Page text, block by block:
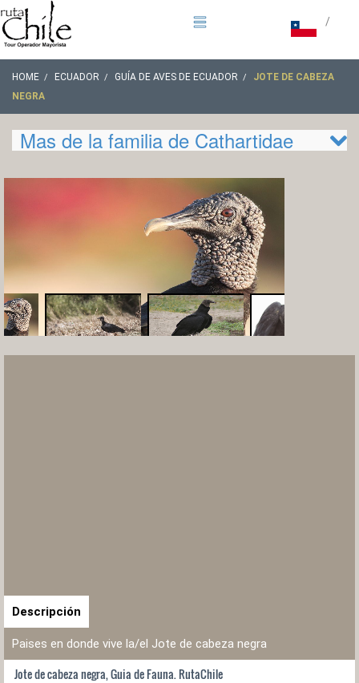
/
HOME ECUADOR GUÍA DE AVES DE ECUADOR
JOTE DE CABEZA
NEGRA
Mas de la familia de Cathartidae
Descripción
Paises en donde vive la/el Jote de cabeza negra
Jote de cabeza negra, Guia de Fauna. RutaChile